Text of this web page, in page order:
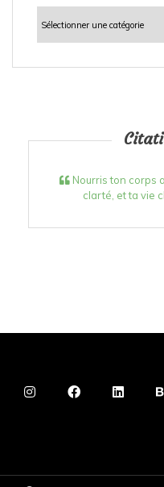
Catégories
Nourris ton corps
clarté, et ta vie